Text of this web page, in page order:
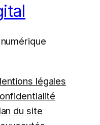
légales
du site